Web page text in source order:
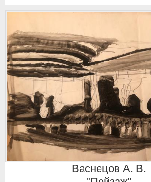
Васнецов А. В.